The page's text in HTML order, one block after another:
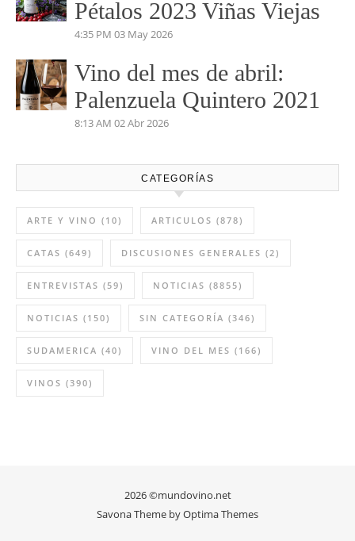
Pétalos 2023 Viñas Viejas
4:35 PM 03 May 2026
Vino del mes de abril:
Palenzuela Quintero 2021
8:13 AM 02 Abr 2026
CATEGORÍAS
ARTE Y VINO (10) ARTICULOS (878)
CATAS (649) DISCUSIONES GENERALES (2)
ENTREVISTAS (59) NOTICIAS (8855)
NOTICIAS (150) SIN CATEGORÍA (346)
SUDAMERICA (40) VINO DEL MES (166)
VINOS (390)
2026 ©mundovino.net
Savona Theme byOptima Themes